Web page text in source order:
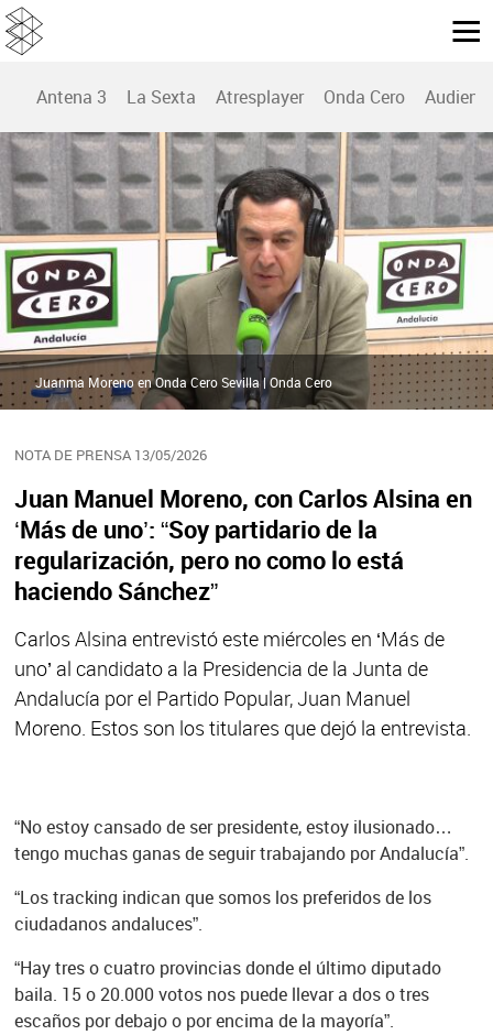
Antena 3 La Sexta Atresplayer Onda Cero
NOTA DE PRENSA 13/05/2026
Juan Manuel Moreno, con Carlos Alsina en
‘Más de uno’: “Soy partidario de la
regularización, pero no como lo está
haciendo Sánchez”
Carlos Alsina entrevistó este miércoles en ‘Más de
uno’ al candidato a la Presidencia de la Junta de
Andalucía por el Partido Popular, Juan Manuel
Moreno. Estos son los titulares que dejó la entrevista.
Juanma Moreno en Onda Cero Sevilla | Onda Cero
“No estoy cansado de ser presidente, estoy ilusionado…
tengo muchas ganas de seguir trabajando por Andalucía”.
“Los tracking indican que somos los preferidos de los
ciudadanos andaluces”.
“Hay tres o cuatro provincias donde el último diputado
baila. 15 o 20.000 votos nos puede llevar a dos o tres
escaños por debajo o por encima de la mayoría”.